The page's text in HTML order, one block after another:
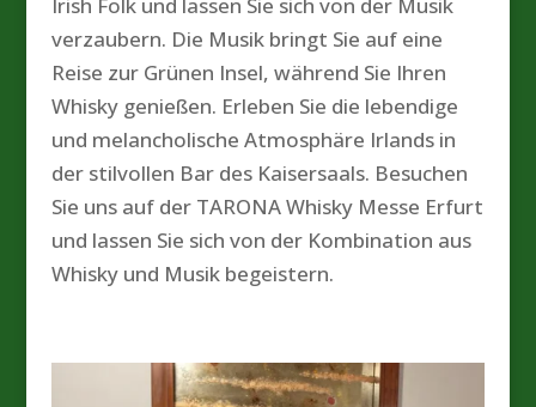
verzaubern. Die Musik bringt Sie auf eine
Reise zur Grünen Insel, während Sie Ihren
Whisky genießen. Erleben Sie die lebendige
und melancholische Atmosphäre Irlands in
der stilvollen Bar des Kaisersaals. Besuchen
Sie uns auf der TARONA Whisky Messe Erfurt
und lassen Sie sich von der Kombination aus
Whisky und Musik begeistern.